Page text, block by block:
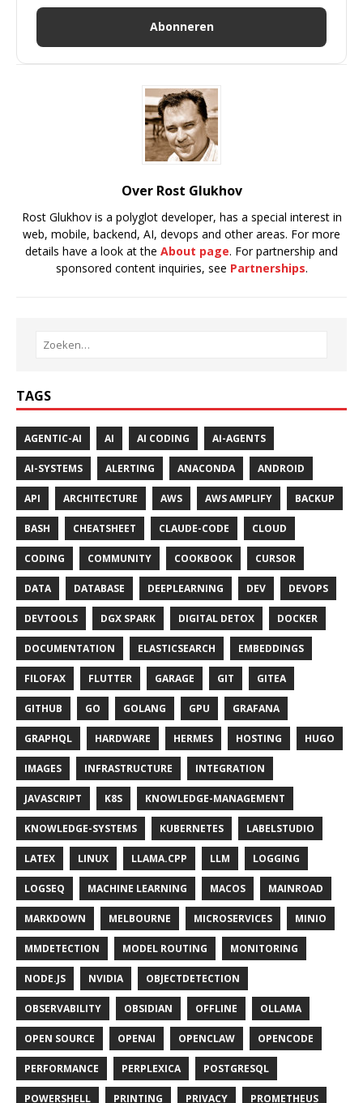
Abonneren
Over Rost Glukhov
Rost Glukhov is a polyglot developer, has a special interest in
web, mobile, backend, AI, devops and other areas. For more
details have a look at the About page. For partnership and
sponsored content inquiries, see Partnerships.
TAGS
AGENTIC-AI AI AI CODING AI-AGENTS
AI-SYSTEMS ALERTING ANACONDA ANDROID
API ARCHITECTURE AWS AWS AMPLIFY BACKUP
BASH CHEATSHEET CLAUDE-CODE CLOUD
CODING COMMUNITY COOKBOOK CURSOR
DATA DATABASE DEEPLEARNING DEV DEVOPS
DEVTOOLS DGX SPARK DIGITAL DETOX DOCKER
DOCUMENTATION ELASTICSEARCH EMBEDDINGS
FILOFAX FLUTTER GARAGE GIT GITEA
GITHUB GO GOLANG GPU GRAFANA
GRAPHQL HARDWARE HERMES HOSTING HUGO
IMAGES INFRASTRUCTURE INTEGRATION
JAVASCRIPT K8S KNOWLEDGE-MANAGEMENT
KNOWLEDGE-SYSTEMS KUBERNETES LABELSTUDIO
LATEX LINUX LLAMA.CPP LLM LOGGING
LOGSEQ MACHINE LEARNING MACOS MAINROAD
MARKDOWN MELBOURNE MICROSERVICES MINIO
MMDETECTION MODEL ROUTING MONITORING
NODE.JS NVIDIA OBJECTDETECTION
OBSERVABILITY OBSIDIAN OFFLINE OLLAMA
OPEN SOURCE OPENAI OPENCLAW OPENCODE
PERFORMANCE PERPLEXICA POSTGRESQL
POWERSHELL PRINTING PRIVACY PROMETHEUS